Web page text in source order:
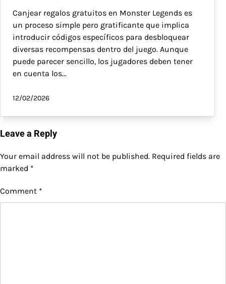
Canjear regalos gratuitos en Monster Legends es
un proceso simple pero gratificante que implica
introducir códigos específicos para desbloquear
diversas recompensas dentro del juego. Aunque
puede parecer sencillo, los jugadores deben tener
en cuenta los…
12/02/2026
Leave a Reply
Your email address will not be published. Required fields are
marked *
Comment *